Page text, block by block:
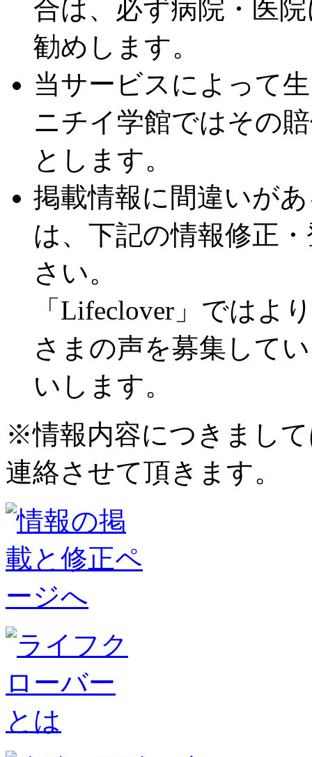
合は、必ず病院・医
勧めします。
当サービスによって
ニチイ学館ではその
とします。
掲載情報に間違いが
は、下記の情報修正
さい。
「Lifeclover」ではよ
さまの声を募集して
いします。
※情報内容につきまし
連絡させて頂きます。